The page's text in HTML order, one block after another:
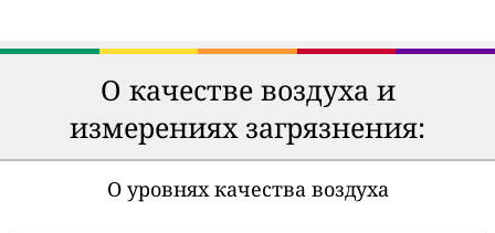
О качестве воздуха и
измерениях загрязнения:
О уровнях качества воздуха